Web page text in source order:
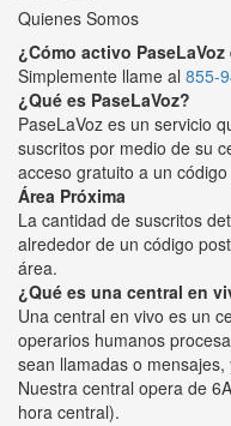
Quienes Somos
¿Cómo activo
Simplemente llame al 855-
¿Qué es PaseLaVoz?
PaseLaVoz es un servicio
suscritos por medio de su
acceso gratuito a un
Área Próxima
La cantidad de suscritos
alrededor de un código
área.
¿Qué es una central en
Una central en vivo es un
operarios humanos
sean llamadas o
Nuestra central opera de
hora central).